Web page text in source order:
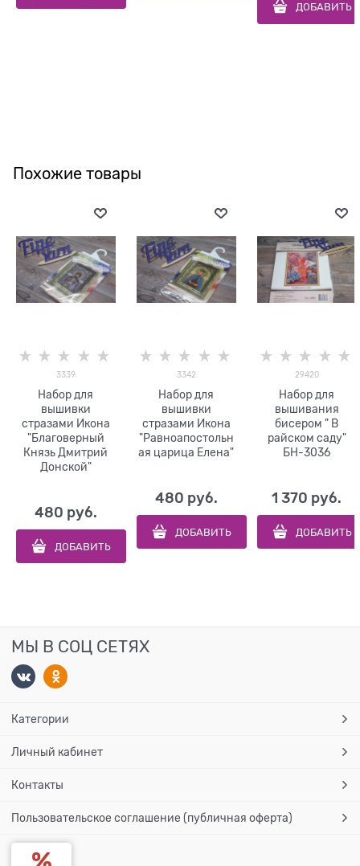
ДОБАВИТЬ
Похожие товары
3339
Набор для
вышивки
стразами Икона
"Благоверный
Князь Дмитрий
Донской"
480 руб.
ДОБАВИТЬ
3342
Набор для
вышивки
стразами Икона
"Равноапостольн
ая царица Елена"
480 руб.
ДОБАВИТЬ
29420
Набор для
вышивания
бисером " В
райском саду"
БН-3036
1 370 руб.
ДОБАВИТЬ
МЫ В СОЦ СЕТЯХ
Категории
Личный кабинет
Контакты
Пользовательское соглашение (публичная оферта)